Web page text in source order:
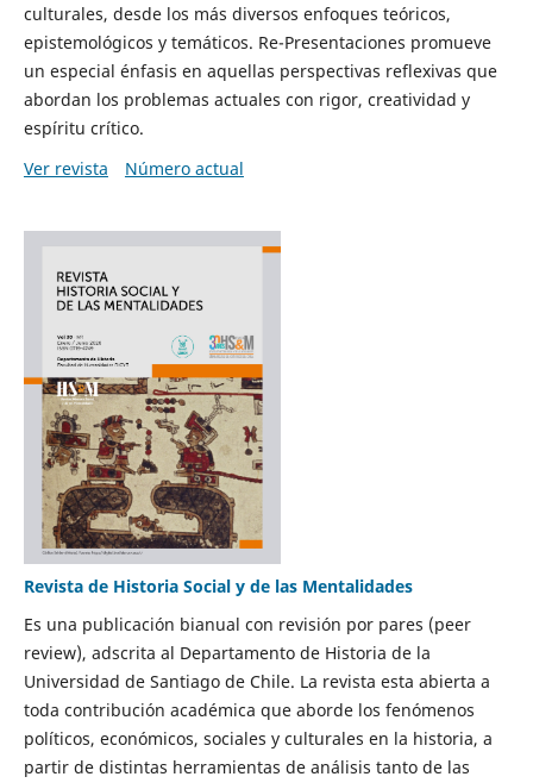
culturales, desde los más diversos enfoques teóricos,
epistemológicos y temáticos. Re-Presentaciones promueve
un especial énfasis en aquellas perspectivas reflexivas que
abordan los problemas actuales con rigor, creatividad y
espíritu crítico.
Ver revista
Número actual
Revista de Historia Social y de las Mentalidades
Es una publicación bianual con revisión por pares (peer
review), adscrita al Departamento de Historia de la
Universidad de Santiago de Chile. La revista esta abierta a
toda contribución académica que aborde los fenómenos
políticos, económicos, sociales y culturales en la historia, a
partir de distintas herramientas de análisis tanto de las